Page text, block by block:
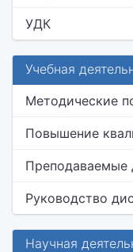
УДК
Учебная
Методические
Повышение
Преподаваемые
Руководство
Научная